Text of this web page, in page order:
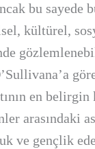
bu sayede
kültürel,
en
arasındaki
ve gençlik